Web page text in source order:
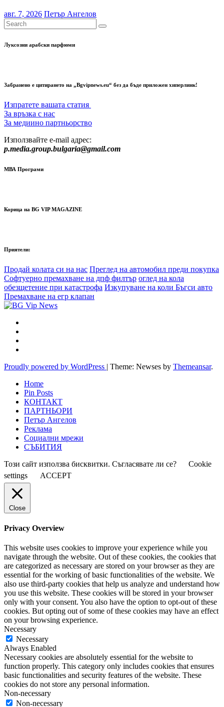
авг. 7, 2026 Петър Ангелов
Луксозни арабски парфюми
Забранено е цитирането на „Bgvipnews.eu“ без да бъде приложен хиперлинк!
Изпратете вашата статия
За връзка с нас
За медиино партньорство
Използвайте e-mail адрес:
p.media.group.bulgaria@gmail.com
МВА Програми
Корица на BG VIP MAGAZINE
Приятели:
Продай колата си на нас Преглед на автомобил преди покупка
Софтуерно премахване на дпф филтър оглед на кола
обезщетение при катастрофа Изкупуване на коли Бъгси авто
Премахване на егр клапан
Proudly powered by WordPress | Theme: Newses by Themeansar.
Home
Pin Posts
КОНТАКТ
ПАРТНЬОРИ
Петър Ангелов
Реклама
Социални мрежи
СЪБИТИЯ
Този сайт използва бисквитки. Съгласявате ли се?
Cookie
settings
ACCEPT
Close
Privacy Overview
This website uses cookies to improve your experience while you
navigate through the website. Out of these cookies, the cookies that
are categorized as necessary are stored on your browser as they are
essential for the working of basic functionalities of the website. We
also use third-party cookies that help us analyze and understand how
you use this website. These cookies will be stored in your browser
only with your consent. You also have the option to opt-out of these
cookies. But opting out of some of these cookies may have an effect
on your browsing experience.
Necessary
Necessary
Always Enabled
Necessary cookies are absolutely essential for the website to
function properly. This category only includes cookies that ensures
basic functionalities and security features of the website. These
cookies do not store any personal information.
Non-necessary
Non-necessary